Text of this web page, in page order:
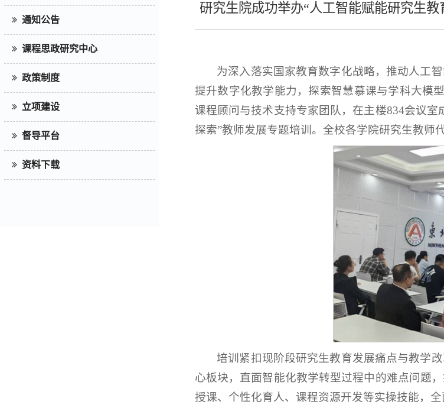
通知公告
课程思政研究中心
政策制度
立项建设
督导平台
资料下载
研究生院成功举办“人工智能赋能研究生
为深入落实国家教育数字化战略，推动人工
提升数字化教学能力，探索智慧慕课与学科大模
课程顾问与技术支持专家团队，在主楼834会议
探索”教师发展专题培训。全校各学院研究生教师
培训紧扣现阶段研究生教育发展痛点与教学
心板块，直面智能化教学转型过程中的难点问题
授课、个性化育人、课程资源开发等实操技能，